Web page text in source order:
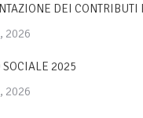
DEI
2026
2025
2026